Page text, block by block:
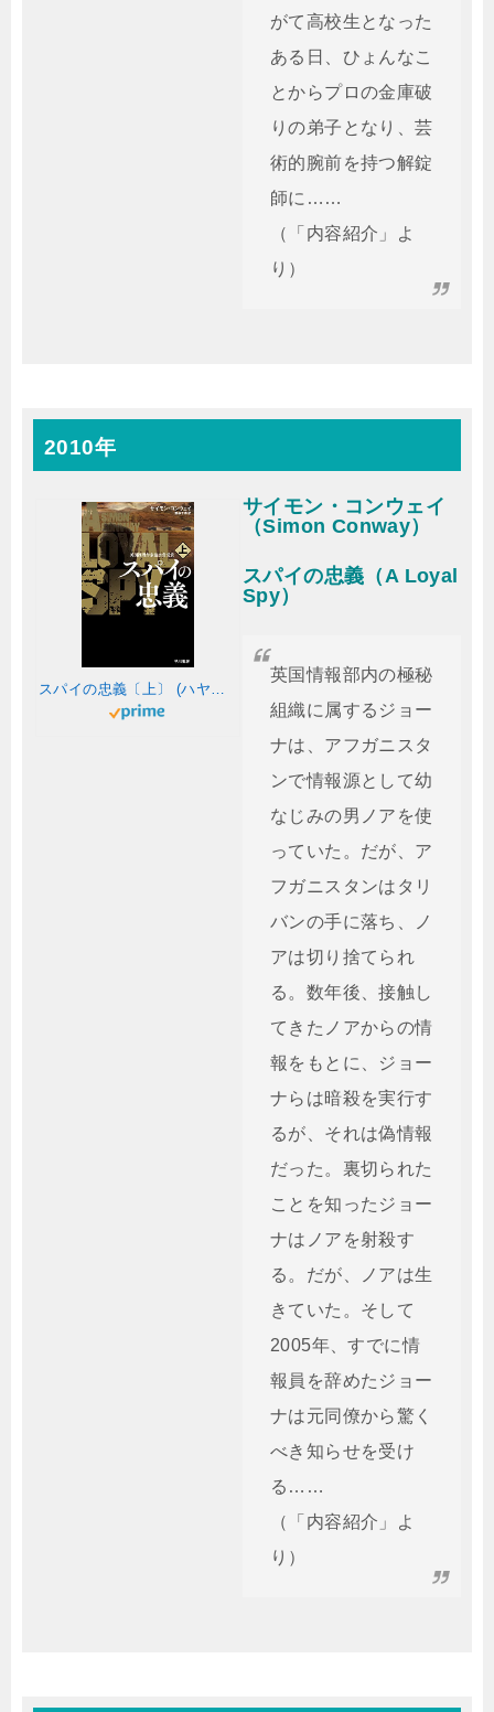
がて高校生となった
ある日、ひょんなこ
とからプロの金庫破
りの弟子となり、芸
術的腕前を持つ解錠
師に……
（「内容紹介」よ
り）
2010年
スパイの忠義〔上〕 (ハヤカワ文庫NV)
サイモン・コンウェイ
（Simon Conway）
スパイの忠義（A Loyal
Spy）
英国情報部内の極秘
組織に属するジョー
ナは、アフガニスタ
ンで情報源として幼
なじみの男ノアを使
っていた。だが、ア
フガニスタンはタリ
バンの手に落ち、ノ
アは切り捨てられ
る。数年後、接触し
てきたノアからの情
報をもとに、ジョー
ナらは暗殺を実行す
るが、それは偽情報
だった。裏切られた
ことを知ったジョー
ナはノアを射殺す
る。だが、ノアは生
きていた。そして
2005年、すでに情
報員を辞めたジョー
ナは元同僚から驚く
べき知らせを受け
る……
（「内容紹介」よ
り）